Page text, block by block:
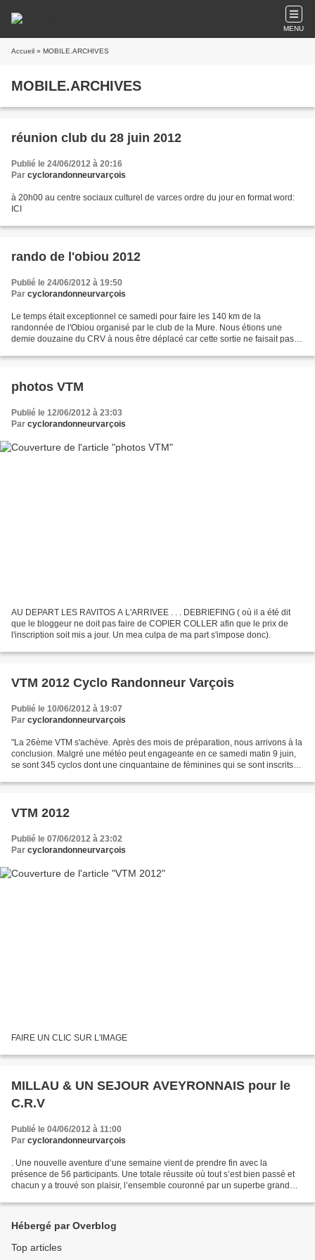
MENU
Accueil » MOBILE.ARCHIVES
MOBILE.ARCHIVES
réunion club du 28 juin 2012
Publié le 24/06/2012 à 20:16
Par cyclorandonneurvarçois
à 20h00 au centre sociaux culturel de varces ordre du jour en format word:
ICI
rando de l'obiou 2012
Publié le 24/06/2012 à 19:50
Par cyclorandonneurvarçois
Le temps était exceptionnel ce samedi pour faire les 140 km de la
randonnée de l'Obiou organisé par le club de la Mure. Nous étions une
demie douzaine du CRV à nous être déplacé car cette sortie ne faisait pas
photos VTM
Publié le 12/06/2012 à 23:03
Par cyclorandonneurvarçois
AU DEPART LES RAVITOS A L'ARRIVEE . . . DEBRIEFING ( où il a été dit
que le bloggeur ne doit pas faire de COPIER COLLER afin que le prix de
l'inscription soit mis a jour. Un mea culpa de ma part s'impose donc).
VTM 2012 Cyclo Randonneur Varçois
Publié le 10/06/2012 à 19:07
Par cyclorandonneurvarçois
"La 26ème VTM s'achève. Après des mois de préparation, nous arrivons à la
conclusion. Malgré une météo peut engageante en ce samedi matin 9 juin,
se sont 345 cyclos dont une cinquantaine de féminines qui se sont inscrits
VTM 2012
Publié le 07/06/2012 à 23:02
Par cyclorandonneurvarçois
FAIRE UN CLIC SUR L'IMAGE
MILLAU & UN SEJOUR AVEYRONNAIS pour le
C.R.V
Publié le 04/06/2012 à 11:00
Par cyclorandonneurvarçois
. Une nouvelle aventure d’une semaine vient de prendre fin avec la
présence de 56 participants. Une totale réussite où tout s’est bien passé et
chacun y a trouvé son plaisir, l’ensemble couronné par un superbe grand
Hébergé par Overblog
Top articles